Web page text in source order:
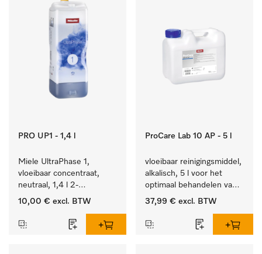
PRO UP1 - 1,4 l
Miele UltraPhase 1,
vloeibaar concentraat,
neutraal, 1,4 l 2-
componentenwasmiddel
wasgoed.
10,00 € excl. BTW
ProCare Lab 10 AP - 5 l
vloeibaar reinigingsmiddel,
alkalisch, 5 l voor het
optimaal behandelen van
laboratoriumhulpstukken.
37,99 € excl. BTW